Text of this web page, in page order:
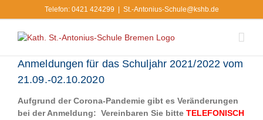
Inhalt
springen
Telefon: 0421 424299 St.-Antonius-Schule@kshb.de
Anmeldungen für das Schuljahr 2021/2022 vom
21.09.-02.10.2020
Aufgrund der Corona-Pandemie gibt es Veränderungen
bei der Anmeldung: Vereinbaren Sie bitte TELEFONISCH